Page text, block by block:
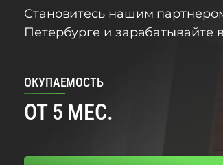
Становитесь нашим
Петербурге и зарабатывайте
ОКУПАЕМОСТЬ
ОТ 5 МЕС.